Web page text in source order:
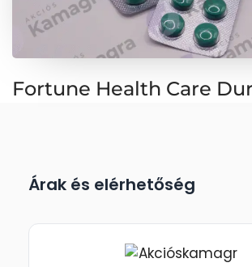
Fortune Health Care
Árak és elérhetőség